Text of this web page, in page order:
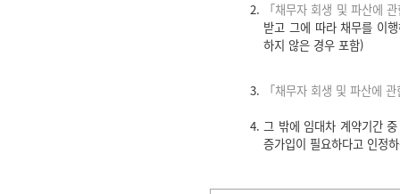
2.
「채무자 회생 및 파산에
받고 그에 따라 채무를 이
하지 않은 경우 포함)
3. 「채무자 회생 및 파산에
4. 그 밖에 임대차 계약기간
증가입이 필요하다고 인정